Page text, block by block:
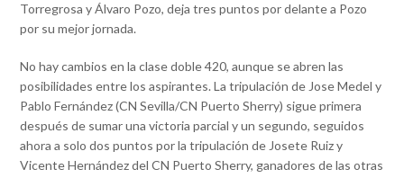
Torregrosa y Álvaro Pozo, deja tres puntos por delante a Pozo
por su mejor jornada.
No hay cambios en la clase doble 420, aunque se abren las
posibilidades entre los aspirantes. La tripulación de Jose Medel y
Pablo Fernández (CN Sevilla/CN Puerto Sherry) sigue primera
después de sumar una victoria parcial y un segundo, seguidos
ahora a solo dos puntos por la tripulación de Josete Ruiz y
Vicente Hernández del CN Puerto Sherry, ganadores de las otras